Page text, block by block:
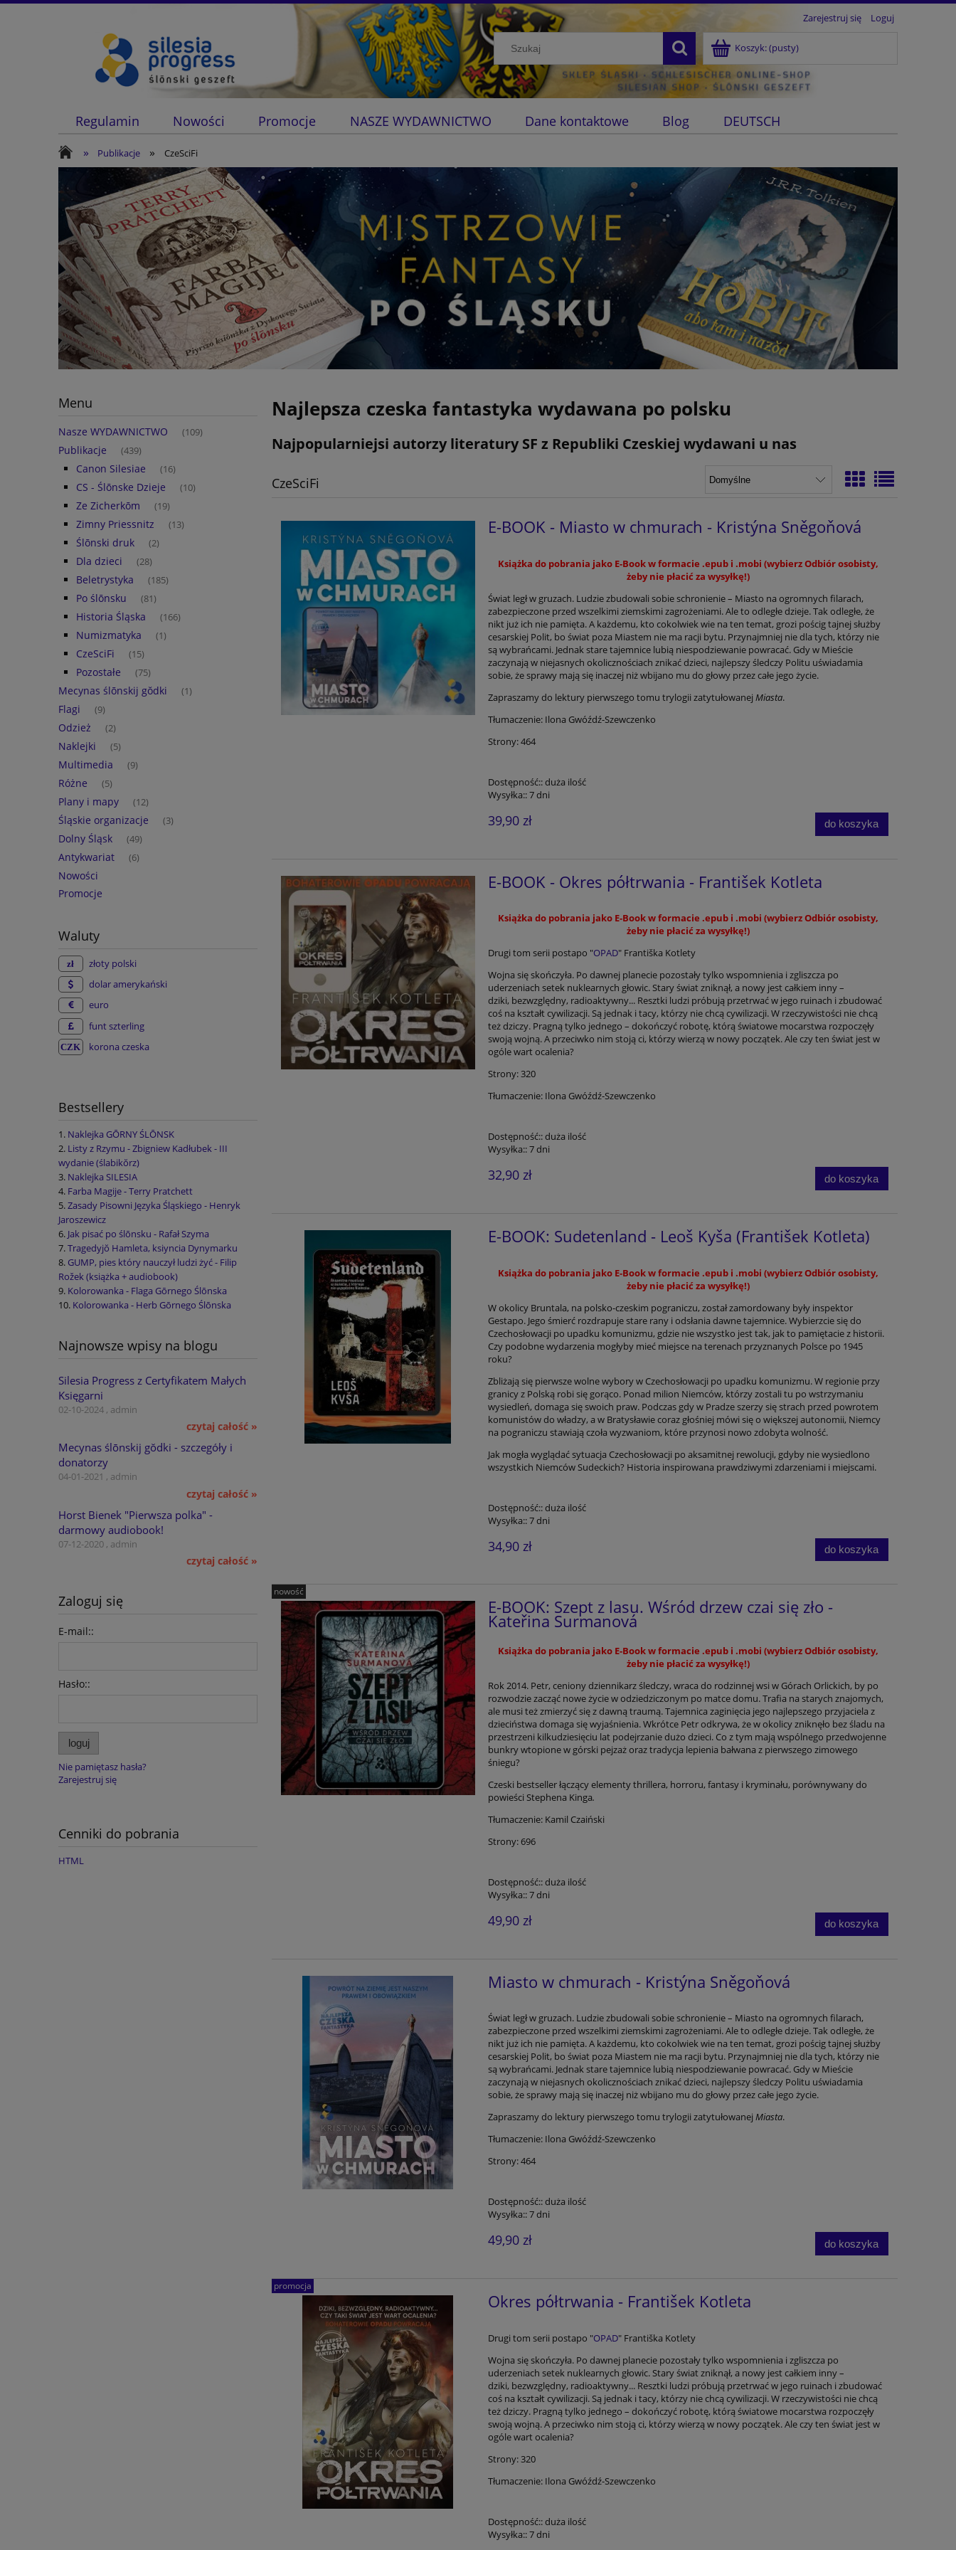
Zarejestruj się Loguj
Koszyk:(pusty)
Regulamin Nowości Promocje NASZE WYDAWNICTWO Dane kontaktowe Blog DEUTSCH
» Publikacje » CzeSciFi
Menu
Nasze WYDAWNICTWO (109)
Publikacje (439)
Canon Silesiae (16)
CS - Ślōnske Dzieje (10)
Ze Zicherkōm (19)
Zimny Priessnitz (13)
Ślōnski druk (2)
Dla dzieci (28)
Beletrystyka (185)
Po ślōnsku (81)
Historia Śląska (166)
Numizmatyka (1)
CzeSciFi (15)
Pozostałe (75)
Mecynas ślōnskij gŏdki (1)
Flagi (9)
Odzież (2)
Naklejki (5)
Multimedia (9)
Różne (5)
Plany i mapy (12)
Śląskie organizacje (3)
Dolny Śląsk (49)
Antykwariat (6)
Nowości
Promocje
Waluty
złoty polski
dolar amerykański
euro
funt szterling
korona czeska
Bestsellery
Naklejka GŌRNY ŚLŌNSK
Listy z Rzymu - Zbigniew Kadłubek - III
wydanie (ślabikŏrz)
Naklejka SILESIA
Farba Magije - Terry Pratchett
Zasady Pisowni Języka Śląskiego - Henryk
Jaroszewicz
Jak pisać po ślōnsku - Rafał Szyma
Tragedyjŏ Hamleta, ksiyncia Dynymarku
GUMP, pies który nauczył ludzi żyć - Filip
Rožek (książka + audiobook)
Kolorowanka - Flaga Gōrnego Ślōnska
Kolorowanka - Herb Gōrnego Ślōnska
Najnowsze wpisy na blogu
Silesia Progress z Certyfikatem Małych
Księgarni
02-10-2024 , admin
czytaj całość »
Mecynas ślōnskij gŏdki - szczegóły i
donatorzy
04-01-2021 , admin
czytaj całość »
Horst Bienek "Pierwsza polka" -
darmowy audiobook!
07-12-2020 , admin
czytaj całość »
Zaloguj się
E-mail::
Hasło::
loguj
Nie pamiętasz hasła?
Zarejestruj się
Cenniki do pobrania
HTML
Najlepsza czeska fantastyka wydawana po polsku
Najpopularniejsi autorzy literatury SF z Republiki Czeskiej wydawani u nas
CzeSciFi
E-BOOK - Miasto w chmurach - Kristýna Sněgoňová
Książka do pobrania jako E-Book w formacie .epub i .mobi (wybierz Odbiór osobisty,
żeby nie płacić za wysyłkę!)
Świat legł w gruzach. Ludzie zbudowali sobie schronienie – Miasto na ogromnych filarach,
zabezpieczone przed wszelkimi ziemskimi zagrożeniami. Ale to odległe dzieje. Tak odległe, że
nikt już ich nie pamięta. A każdemu, kto cokolwiek wie na ten temat, grozi pościg tajnej służby
cesarskiej Polit, bo świat poza Miastem nie ma racji bytu. Przynajmniej nie dla tych, którzy nie
są wybrańcami. Jednak stare tajemnice lubią niespodziewanie powracać. Gdy w Mieście
zaczynają w niejasnych okolicznościach znikać dzieci, najlepszy śledczy Politu uświadamia
sobie, że sprawy mają się inaczej niż wbijano mu do głowy przez całe jego życie.
Zapraszamy do lektury pierwszego tomu trylogii zatytułowanej Miasta.
Tłumaczenie: Ilona Gwóźdź-Szewczenko
Strony: 464
Dostępność::duża ilość
Wysyłka::7 dni
39,90 zł do koszyka
E-BOOK - Okres półtrwania - František Kotleta
Książka do pobrania jako E-Book w formacie .epub i .mobi (wybierz Odbiór osobisty,
żeby nie płacić za wysyłkę!)
Drugi tom serii postapo "OPAD" Františka Kotlety
Wojna się skończyła. Po dawnej planecie pozostały tylko wspomnienia i zgliszcza po
uderzeniach setek nuklearnych głowic. Stary świat zniknął, a nowy jest całkiem inny –
dziki, bezwzględny, radioaktywny... Resztki ludzi próbują przetrwać w jego ruinach i zbudować
coś na kształt cywilizacji. Są jednak i tacy, którzy nie chcą cywilizacji. W rzeczywistości nie chcą
też dziczy. Pragną tylko jednego – dokończyć robotę, którą światowe mocarstwa rozpoczęły
swoją wojną. A przeciwko nim stoją ci, którzy wierzą w nowy początek. Ale czy ten świat jest w
ogóle wart ocalenia?
Strony: 320
Tłumaczenie: Ilona Gwóźdź-Szewczenko
Dostępność::duża ilość
Wysyłka::7 dni
32,90 zł do koszyka
E-BOOK: Sudetenland - Leoš Kyša (František Kotleta)
Książka do pobrania jako E-Book w formacie .epub i .mobi (wybierz Odbiór osobisty,
żeby nie płacić za wysyłkę!)
W okolicy Bruntala, na polsko-czeskim pograniczu, został zamordowany były inspektor
Gestapo. Jego śmierć rozdrapuje stare rany i odsłania dawne tajemnice. Wybierzcie się do
Czechosłowacji po upadku komunizmu, gdzie nie wszystko jest tak, jak to pamiętacie z historii.
Czy podobne wydarzenia mogłyby mieć miejsce na terenach przyznanych Polsce po 1945
roku?
Zbliżają się pierwsze wolne wybory w Czechosłowacji po upadku komunizmu. W regionie przy
granicy z Polską robi się gorąco. Ponad milion Niemców, którzy zostali tu po wstrzy­maniu
wysiedleń, domaga się swoich praw. Podczas gdy w Pradze szerzy się strach przed powrotem
komunistów do władzy, a w Bratysławie coraz głośniej mówi się o więk­szej autonomii, Niemcy
na pograniczu stawiają czoła wyzwa­niom, które przynosi nowo zdobyta wolność.
Jak mogła wyglądać sytuacja Czechosłowacji po aksamitnej rewolucji, gdyby nie wysiedlono
wszystkich Niemców Sude­ckich? Historia inspirowana prawdziwymi zdarzeniami i miejscami.
Dostępność::duża ilość
Wysyłka::7 dni
34,90 zł do koszyka
E-BOOK: Szept z lasu. Wśród drzew czai się zło -
Kateřina Surmanová
Książka do pobrania jako E-Book w formacie .epub i .mobi (wybierz Odbiór osobisty,
żeby nie płacić za wysyłkę!)
Rok 2014. Petr, ceniony dziennikarz śledczy, wraca do rodzinnej wsi w Górach Orlickich, by po
rozwodzie zacząć nowe życie w odziedziczonym po matce domu. Trafia na starych znajomych,
ale musi też zmierzyć się z dawną traumą. Tajemnica zaginięcia jego najlepszego przyjaciela z
dzieciństwa domaga się wyjaśnienia. Wkrótce Petr odkrywa, że w okolicy zniknęło bez śladu na
przestrzeni kilkudziesięciu lat podejrzanie dużo dzieci. Co z tym mają wspólnego przedwojenne
bunkry wtopione w górski pejzaż oraz tradycja lepienia bałwana z pierwszego zimowego
śniegu?
Czeski bestseller łączący elementy thrillera, horroru, fantasy i kryminału, porównywany do
powieści Stephena Kinga.
Tłumaczenie: Kamil Czaiński
Strony: 696
Dostępność::duża ilość
Wysyłka::7 dni
49,90 zł do koszyka
nowość
Miasto w chmurach - Kristýna Sněgoňová
Świat legł w gruzach. Ludzie zbudowali sobie schronienie – Miasto na ogromnych filarach,
zabezpieczone przed wszelkimi ziemskimi zagrożeniami. Ale to odległe dzieje. Tak odległe, że
nikt już ich nie pamięta. A każdemu, kto cokolwiek wie na ten temat, grozi pościg tajnej służby
cesarskiej Polit, bo świat poza Miastem nie ma racji bytu. Przynajmniej nie dla tych, którzy nie
są wybrańcami. Jednak stare tajemnice lubią niespodziewanie powracać. Gdy w Mieście
zaczynają w niejasnych okolicznościach znikać dzieci, najlepszy śledczy Politu uświadamia
sobie, że sprawy mają się inaczej niż wbijano mu do głowy przez całe jego życie.
Zapraszamy do lektury pierwszego tomu trylogii zatytułowanej Miasta.
Tłumaczenie: Ilona Gwóźdź-Szewczenko
Strony: 464
Dostępność::duża ilość
Wysyłka::7 dni
49,90 zł do koszyka
Okres półtrwania - František Kotleta
Drugi tom serii postapo "OPAD" Františka Kotlety
Wojna się skończyła. Po dawnej planecie pozostały tylko wspomnienia i zgliszcza po
uderzeniach setek nuklearnych głowic. Stary świat zniknął, a nowy jest całkiem inny –
dziki, bezwzględny, radioaktywny... Resztki ludzi próbują przetrwać w jego ruinach i zbudować
coś na kształt cywilizacji. Są jednak i tacy, którzy nie chcą cywilizacji. W rzeczywistości nie chcą
też dziczy. Pragną tylko jednego – dokończyć robotę, którą światowe mocarstwa rozpoczęły
swoją wojną. A przeciwko nim stoją ci, którzy wierzą w nowy początek. Ale czy ten świat jest w
ogóle wart ocalenia?
Strony: 320
Tłumaczenie: Ilona Gwóźdź-Szewczenko
Dostępność::duża ilość
Wysyłka::7 dni
promocja